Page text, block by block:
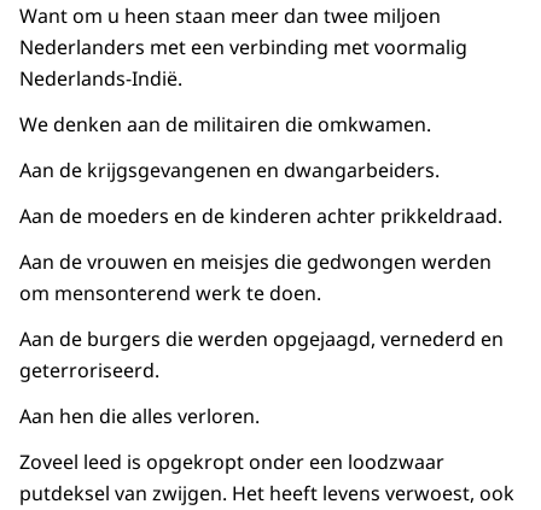
Want om u heen staan meer dan twee miljoen
Nederlanders met een verbinding met voormalig
Nederlands-Indië.
We denken aan de militairen die omkwamen.
Aan de krijgsgevangenen en dwangarbeiders.
Aan de moeders en de kinderen achter prikkeldraad.
Aan de vrouwen en meisjes die gedwongen werden
om mensonterend werk te doen.
Aan de burgers die werden opgejaagd, vernederd en
geterroriseerd.
Aan hen die alles verloren.
Zoveel leed is opgekropt onder een loodzwaar
putdeksel van zwijgen. Het heeft levens verwoest, ook